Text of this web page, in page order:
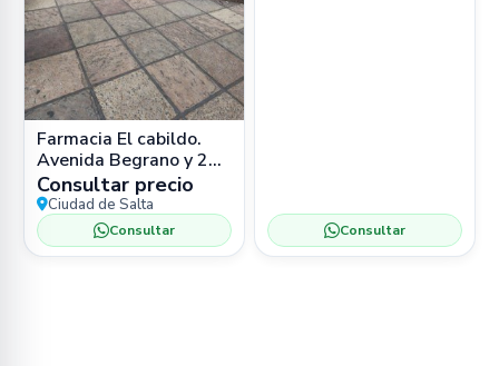
Farmacia El cabildo.
Avenida Begrano y 25
de Mayo. Salta
Consultar precio
Ciudad de Salta
Consultar Consultar